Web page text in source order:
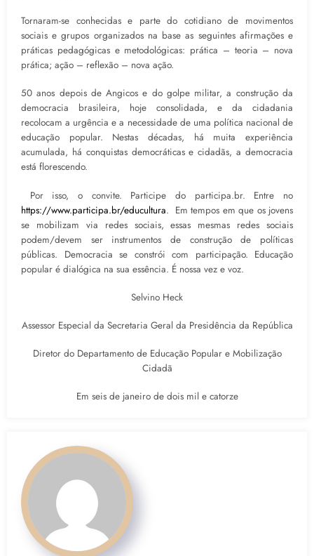
Tornaram-se conhecidas e parte do cotidiano de movimentos
sociais e grupos organizados na base as seguintes afirmações e
práticas pedagógicas e metodológicas: prática – teoria – nova
prática; ação – reflexão – nova ação.
50 anos depois de Angicos e do golpe militar, a construção da
democracia brasileira, hoje consolidada, e da cidadania
recolocam a urgência e a necessidade de uma política nacional de
educação popular. Nestas décadas, há muita experiência
acumulada, há conquistas democráticas e cidadãs, a democracia
está florescendo.
Por isso, o convite. Participe do participa.br. Entre no
https://www.participa.br/educultura. Em tempos em que os jovens
se mobilizam via redes sociais, essas mesmas redes sociais
podem/devem ser instrumentos de construção de políticas
públicas. Democracia se constrói com participação. Educação
popular é dialógica na sua essência. É nossa vez e voz.
Selvino Heck
Assessor Especial da Secretaria Geral da Presidência da República
Diretor do Departamento de Educação Popular e Mobilização
Cidadã
Em seis de janeiro de dois mil e catorze